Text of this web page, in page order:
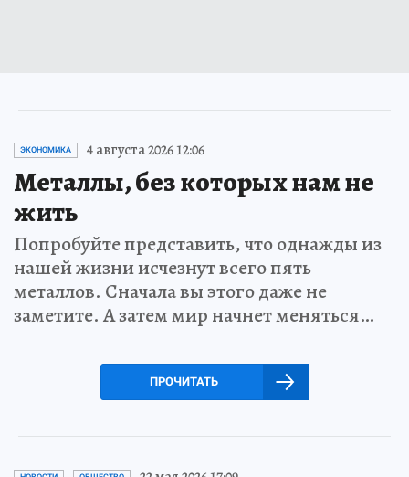
ЭКОНОМИКА 4 августа 2026 12:06
Металлы, без которых нам не
жить
Попробуйте представить, что однажды из
нашей жизни исчезнут всего пять
металлов. Сначала вы этого даже не
заметите. А затем мир начнет меняться…
ПРОЧИТАТЬ